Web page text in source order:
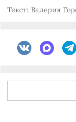
Текст: Валерия